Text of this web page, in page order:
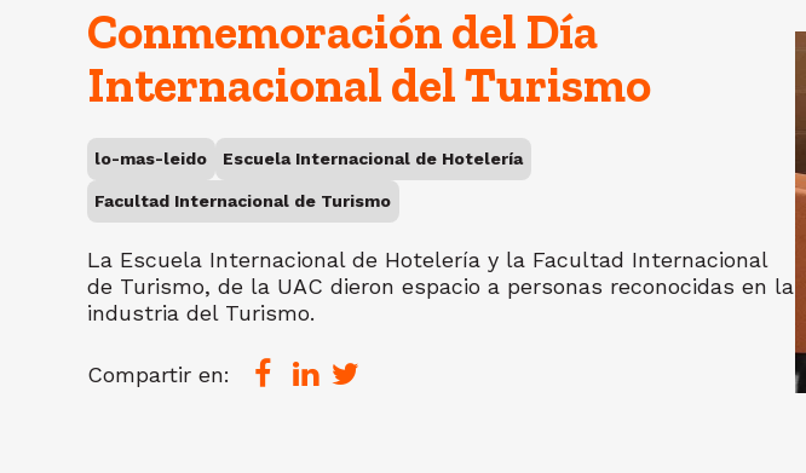
Conmemoración del Día
Internacional del Turismo
lo-mas-leido Escuela Internacional de Hotelería
Facultad Internacional de Turismo
La Escuela Internacional de Hotelería y la Facultad Internacional
de Turismo, de la UAC dieron espacio a personas reconocidas en la
industria del Turismo.
Compartir en: